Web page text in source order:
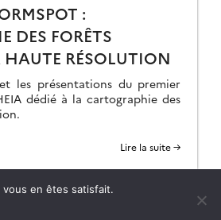
:
DES FORÊTS
RÉSOLUTION
les présentations du premier
dédié à la cartographie des
Lire la suite →
en êtes satisfait.